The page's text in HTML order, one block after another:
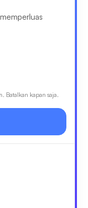
Batalkan kapan saja.